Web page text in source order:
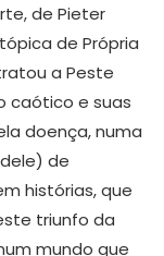
de Pieter
de Própria
a Peste
caótico e suas
doença, numa
de
histórias, que
triunfo da
mundo que